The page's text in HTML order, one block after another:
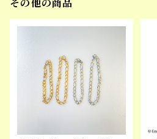
その他の商品